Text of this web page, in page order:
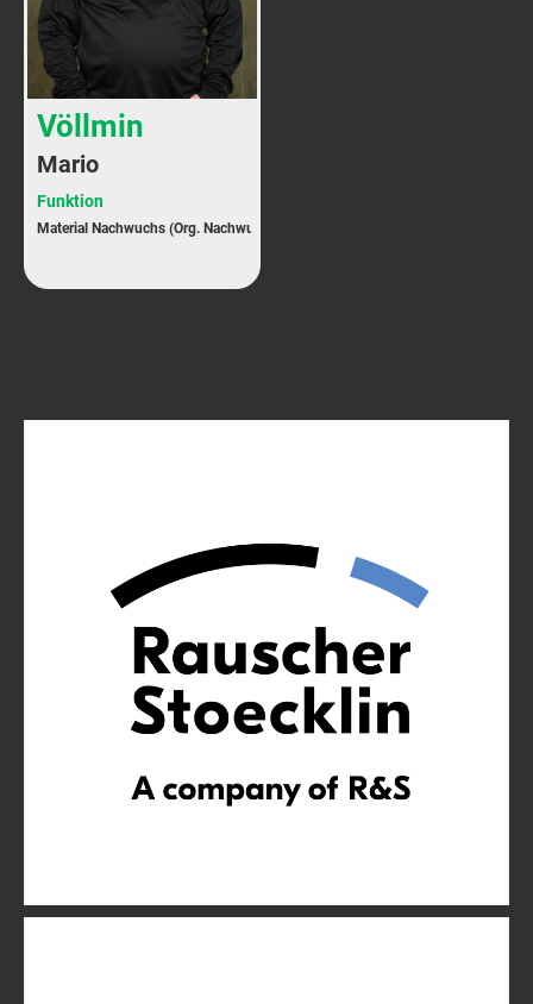
Völlmin
Mario
Funktion
Material Nachwuchs (Org. Nachwuchs)